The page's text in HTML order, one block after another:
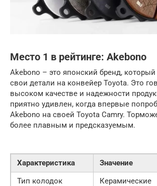
Место 1 в рейтинге: Akebono
Akebono – это японский бренд, который
свои детали на конвейер Toyota. Это
высоком качестве и надежности
приятно удивлен, когда впервые
Akebono на своей Toyota Camry.
более плавным и предсказуемым.
Характеристика
Значение
Тип колодок
Керамические